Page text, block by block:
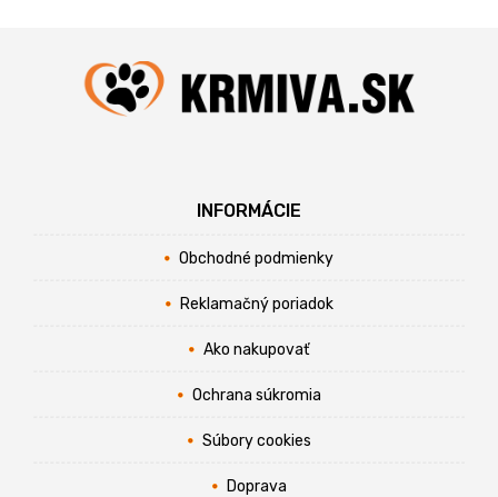
INFORMÁCIE
Obchodné podmienky
Reklamačný poriadok
Ako nakupovať
Ochrana súkromia
Súbory cookies
Doprava